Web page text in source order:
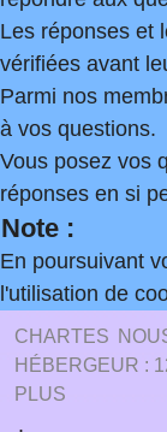
Les réponses et
vérifiées avant
Parmi nos
à vos questions.
Vous posez vos
réponses en si
Note :
En poursuivant
l'utilisation de
CHARTES
HÉBERGEUR :
PLUS
.